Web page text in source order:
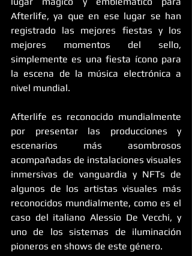
Afterlife, ya que en ese lugar se han
registrado las mejores fiestas y los
mejores momentos del sello,
simplemente es una fiesta ícono para
la escena de la música electrónica a
nivel mundial.
Afterlife es reconocido mundialmente
por presentar las producciones y
escenarios más asombrosos
acompañadas de instalaciones visuales
inmersivas de vanguardia y NFTs de
algunos de los artistas visuales más
reconocidos mundialmente, como es el
caso del italiano Alessio De Vecchi, y
uno de los sistemas de iluminación
pioneros en shows de este género.